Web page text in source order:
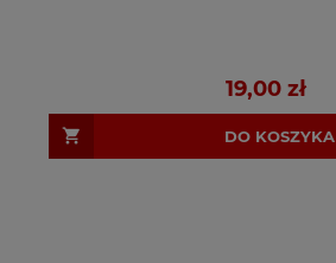
19,00 zł
DO KOSZYKA